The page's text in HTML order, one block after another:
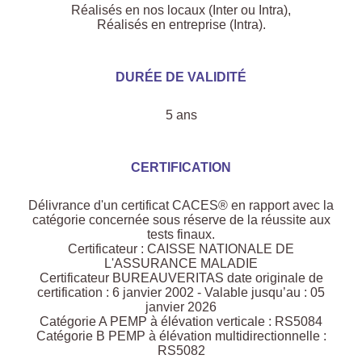
Réalisés en nos locaux (Inter ou Intra),
Réalisés en entreprise (Intra).
DURÉE DE VALIDITÉ
5 ans
CERTIFICATION
Délivrance d'un certificat CACES® en rapport avec la
catégorie concernée sous réserve de la réussite aux
tests finaux.
Certificateur : CAISSE NATIONALE DE
L'ASSURANCE MALADIE
Certificateur BUREAUVERITAS date originale de
certification : 6 janvier 2002 - Valable jusqu’au : 05
janvier 2026
Catégorie A PEMP à élévation verticale : RS5084
Catégorie B PEMP à élévation multidirectionnelle :
RS5082